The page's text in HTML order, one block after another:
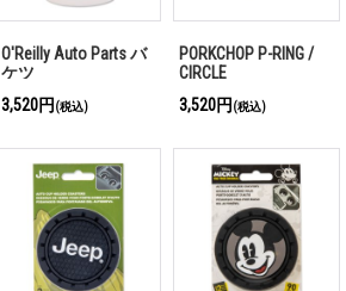
O'Reilly Auto Parts バ
ケツ
3,520円 (税込)
PORKCHOP P-RING /
CIRCLE
3,520円 (税込)